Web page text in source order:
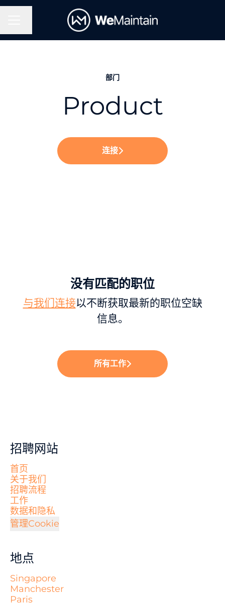
部门
Product
连接
没有匹配的职位
与我们连接以不断获取最新的职位空缺
信息。
所有工作
招聘网站
首页
关于我们
招聘流程
工作
数据和隐私
管理Cookie
地点
Singapore
Manchester
Paris